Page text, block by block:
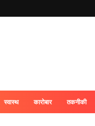
स्वास्थ कारोबार तकनीकी